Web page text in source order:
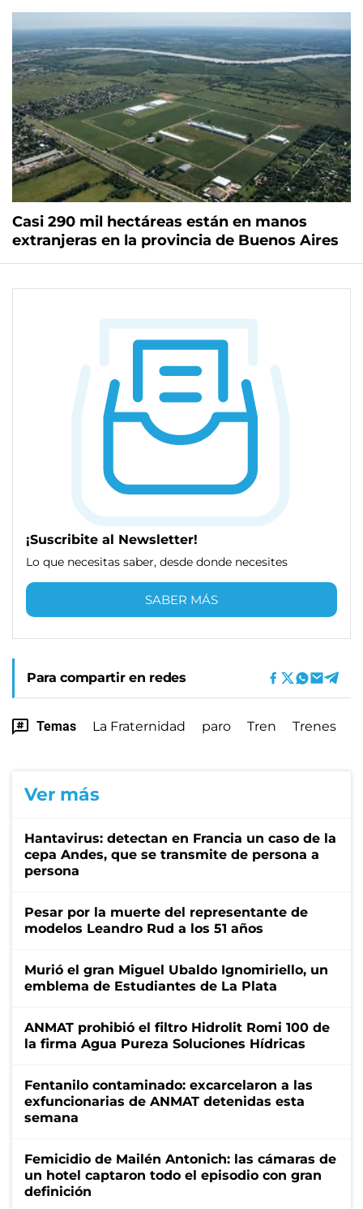
Casi 290 mil hectáreas están en manos
extranjeras en la provincia de Buenos Aires
¡Suscribite al Newsletter!
Lo que necesitas saber, desde donde necesites
SABER MÁS
Para compartir en redes
Temas La Fraternidad paro Tren Trenes
Ver más
Hantavirus: detectan en Francia un caso de la
cepa Andes, que se transmite de persona a
persona
Pesar por la muerte del representante de
modelos Leandro Rud a los 51 años
Murió el gran Miguel Ubaldo Ignomiriello, un
emblema de Estudiantes de La Plata
ANMAT prohibió el filtro Hidrolit Romi 100 de
la firma Agua Pureza Soluciones Hídricas
Fentanilo contaminado: excarcelaron a las
exfuncionarias de ANMAT detenidas esta
semana
Femicidio de Mailén Antonich: las cámaras de
un hotel captaron todo el episodio con gran
definición